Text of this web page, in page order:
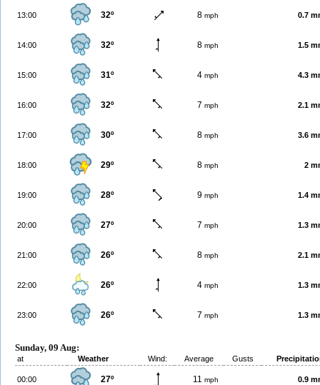
13:00 32º 8 mph 0.7
14:00 32º 8 mph 1.5
15:00 31º 4 mph 4.3
16:00 32º 7 mph 2.1
17:00 30º 8 mph 3.6
18:00 29º 8 mph 2
19:00 28º 9 mph 1.4
20:00 27º 7 mph 1.3
21:00 26º 8 mph 2.1
22:00 26º 4 mph 1.3
23:00 26º 7 mph 1.3
Sunday, 09 Aug:
at Weather Wind: Average Gusts
00:00 27º 11 mph 0.9